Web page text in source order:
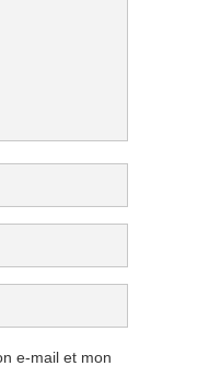
e-mail et mon